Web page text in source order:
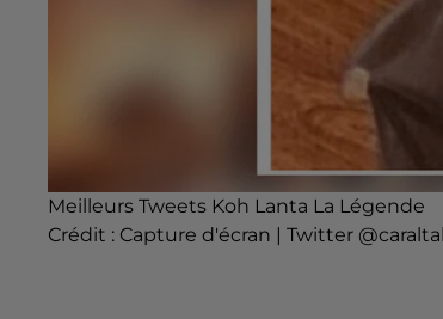
Meilleurs Tweets Koh Lanta La Légende
Crédit : Capture d'écran | Twitter